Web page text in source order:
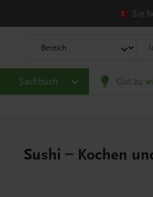
Sie
Sachbuch Gut zu
Gesellschaft, Politik und
Sushi – Kochen